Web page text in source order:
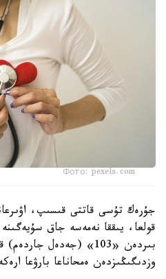
Фото: pexels.com
جۇرەك تۇسى قاتتى قىسىپ،
قولعا، يىققا نەمەسە جاق سۇيەگىنە
بىردەن «103» (جەدەل
وزدىگىڭىزدەن ەمحاناعا بارۋعا